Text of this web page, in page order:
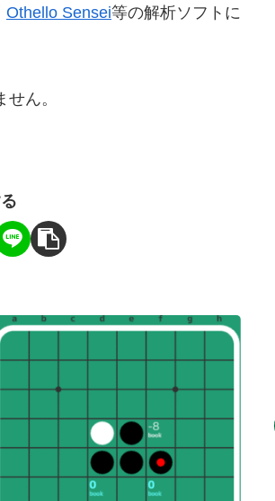
Othello Sensei等の解析ソフトに
ん。